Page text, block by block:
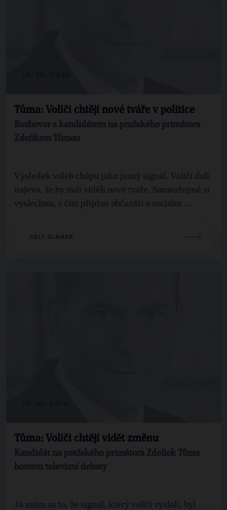
Tůma: Voliči chtějí nové tváře v politice
Rozhovor s kandidátem na pražského primátora
Zdeňkem Tůmou
Výsledek voleb chápu jako jasný signál. Voliči dali
najevo, že by rádi viděli nové tváře. Samozřejmě si
vyslechnu, s čím přijdou občanští a sociální ...
CELÝ ČLÁNEK
Tůma: Voliči chtějí vidět změnu
Kandidát na pražského primátora Zdeňek Tůma
hostem televizní debaty
Já mám za to, že signál, který voliči vyslali, byl